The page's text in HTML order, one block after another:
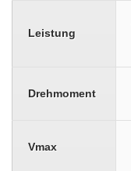
Leistung
Drehmoment
Vmax